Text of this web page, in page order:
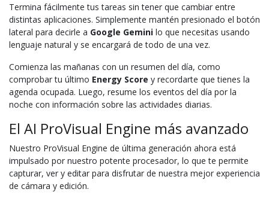
Termina fácilmente tus tareas sin tener que cambiar entre
distintas aplicaciones. Simplemente mantén presionado el botón
lateral para decirle a Google Gemini lo que necesitas usando
lenguaje natural y se encargará de todo de una vez.
Comienza las mañanas con un resumen del día, como
comprobar tu último Energy Score y recordarte que tienes la
agenda ocupada. Luego, resume los eventos del día por la
noche con información sobre las actividades diarias.
El AI ProVisual Engine más avanzado
Nuestro ProVisual Engine de última generación ahora está
impulsado por nuestro potente procesador, lo que te permite
capturar, ver y editar para disfrutar de nuestra mejor experiencia
de cámara y edición.